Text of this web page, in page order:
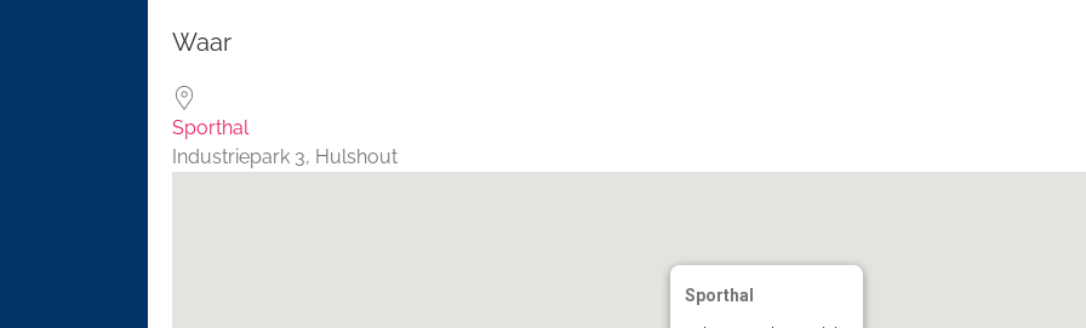
Waar
Sporthal
Industriepark 3, Hulshout
Sporthal